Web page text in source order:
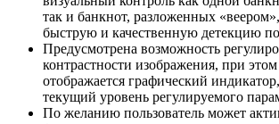
так и банкнот, разложенных
быструю и качественную детекцию
Предусмотрена возможность
контрастности изображения, при
отображается графический
текущий уровень регулируемого
По желанию пользователь может